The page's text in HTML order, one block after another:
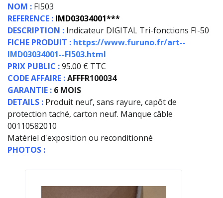
NOM : FI503
REFERENCE : IMD03034001***
DESCRIPTION : Indicateur DIGITAL Tri-fonctions FI-50
FICHE PRODUIT : https://www.furuno.fr/art--
IMD03034001--FI503.html
PRIX PUBLIC :95.00 € TTC
CODE AFFAIRE :AFFFR100034
GARANTIE : 6 MOIS
DETAILS : Produit neuf, sans rayure, capôt de
protection taché, carton neuf. Manque câble
00110582010
Matériel d'exposition ou reconditionné
PHOTOS :